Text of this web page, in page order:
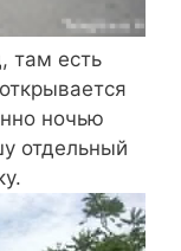
там есть
ночью
отдельный